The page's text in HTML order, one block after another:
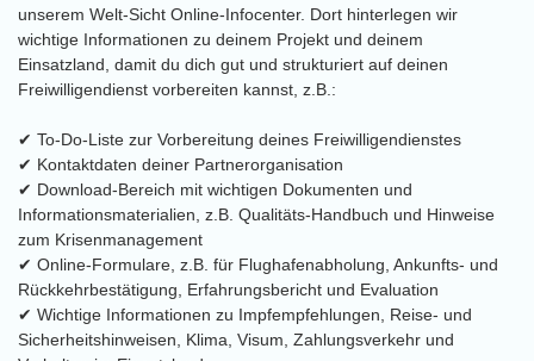
unserem Welt-Sicht Online-Infocenter. Dort hinterlegen wir
wichtige Informationen zu deinem Projekt und deinem
Einsatzland, damit du dich gut und strukturiert auf deinen
Freiwilligendienst vorbereiten kannst, z.B.:
✔ To-Do-Liste zur Vorbereitung deines Freiwilligendienstes
✔ Kontaktdaten deiner Partnerorganisation
✔ Download-Bereich mit wichtigen Dokumenten und
Informationsmaterialien, z.B. Qualitäts-Handbuch und Hinweise
zum Krisenmanagement
✔ Online-Formulare, z.B. für Flughafenabholung, Ankunfts- und
Rückkehrbestätigung, Erfahrungsbericht und Evaluation
✔ Wichtige Informationen zu Impfempfehlungen, Reise- und
Sicherheitshinweisen, Klima, Visum, Zahlungsverkehr und